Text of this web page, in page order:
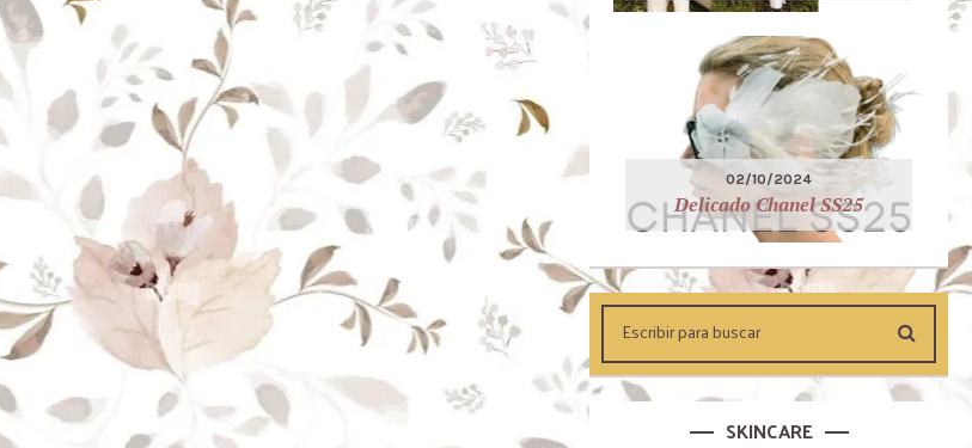
02/10/2024
Delicado Chanel SS25
SKINCARE